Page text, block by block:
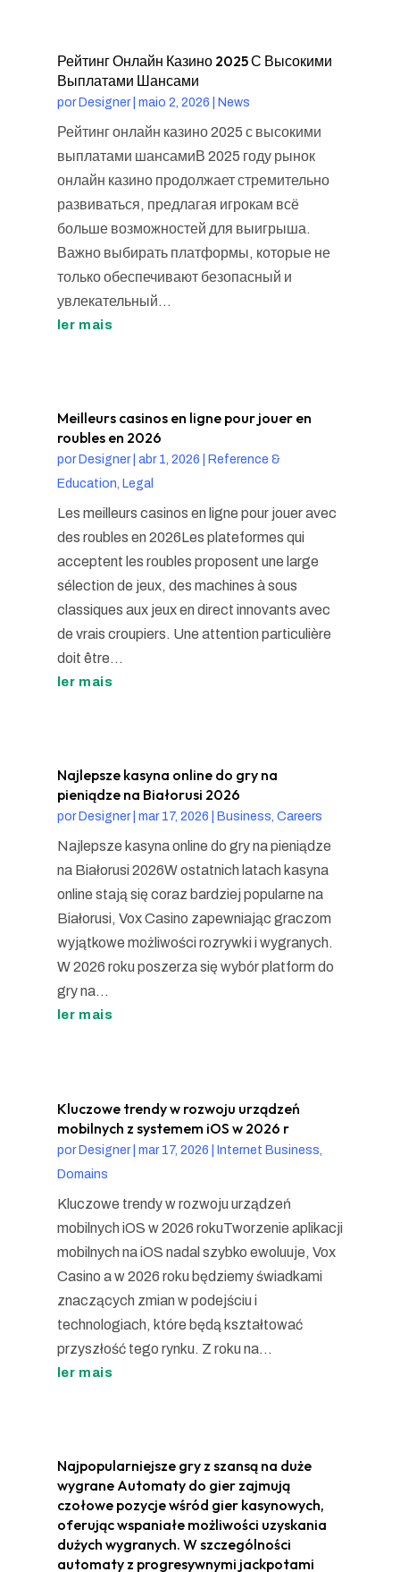
Рейтинг Онлайн Казино 2025 С Высокими
Выплатами Шансами
por Designer| maio 2, 2026 News
Рейтинг онлайн казино 2025 с высокими
выплатами шансамиВ 2025 году рынок
онлайн казино продолжает стремительно
развиваться, предлагая игрокам всё
больше возможностей для выигрыша.
Важно выбирать платформы, которые не
только обеспечивают безопасный и
увлекательный...
ler mais
Meilleurs casinos en ligne pour jouer en
roubles en 2026
por Designer| abr 1, 2026
Reference &
Education, Legal
Les meilleurs casinos en ligne pour jouer avec
des roubles en 2026Les plateformes qui
acceptent les roubles proposent une large
sélection de jeux, des machines à sous
classiques aux jeux en direct innovants avec
de vrais croupiers. Une attention particulière
doit être...
ler mais
Najlepsze kasyna online do gry na
pieniądze na Białorusi 2026
por Designer| mar 17, 2026 Business, Careers
Najlepsze kasyna online do gry na pieniądze
na Białorusi 2026W ostatnich latach kasyna
online stają się coraz bardziej popularne na
Białorusi, Vox Casino zapewniając graczom
wyjątkowe możliwości rozrywki i wygranych.
W 2026 roku poszerza się wybór platform do
gry na...
ler mais
Kluczowe trendy w rozwoju urządzeń
mobilnych z systemem iOS w 2026 r
porDesigner| mar 17, 2026
Internet Business,
Domains
Kluczowe trendy w rozwoju urządzeń
mobilnych iOS w 2026 rokuTworzenie aplikacji
mobilnych na iOS nadal szybko ewoluuje, Vox
Casino a w 2026 roku będziemy świadkami
znaczących zmian w podejściu i
technologiach, które będą kształtować
przyszłość tego rynku. Z roku na...
ler mais
Najpopularniejsze gry z szansą na duże
wygrane Automaty do gier zajmują
czołowe pozycje wśród gier kasynowych,
oferując wspaniałe możliwości uzyskania
dużych wygranych. W szczególności
automaty z progresywnymi jackpotami